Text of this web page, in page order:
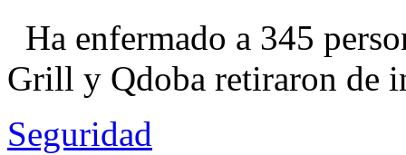
Ha enfermado a 345
Grill y Qdoba retiraron de
Seguridad